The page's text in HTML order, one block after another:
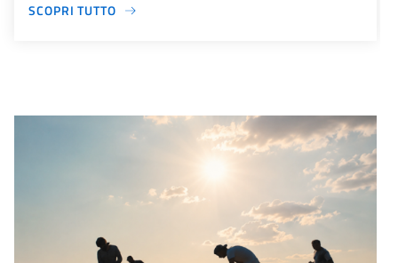
SCOPRI TUTTO